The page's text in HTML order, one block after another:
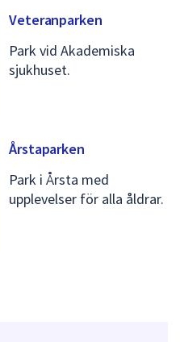
Veteranparken
Park vid Akademiska
sjukhuset.
Årstaparken
Park i Årsta med
upplevelser för alla åldrar.